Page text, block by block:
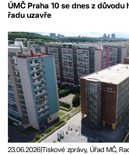
ÚMČ Praha 10 se dnes z důvodu
řadu uzavře
23.06.2026Tiskové zprávy, Úřad MČ,